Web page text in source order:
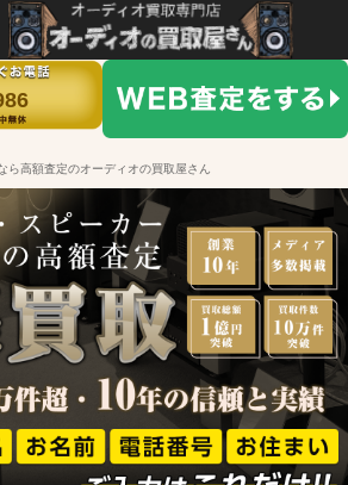
ら高額査定のオーディオの買取屋さん